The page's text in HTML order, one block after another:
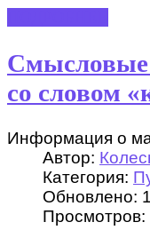
Смысловые
со словом
Информация о
Автор:
Категория:
Обновлено:
Просмотров: